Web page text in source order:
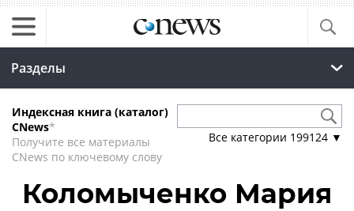
Разделы
Индексная книга (каталог)
CNews*
Получите все материалы
CNews по ключевому слову
Все категории 199124 ▼
Коломыченко Мария